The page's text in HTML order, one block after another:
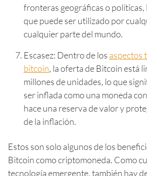
fronteras geográficas o políticas,
que puede ser utilizado por
cualquier parte del mundo.
Escasez: Dentro de los aspectos
bitcoin, la oferta de Bitcoin está
millones de unidades, lo que
ser inflada como una moneda
hace una reserva de valor y
de la inflación.
Estos son solo algunos de los
Bitcoin como criptomoneda. Como
tecnología emergente, también hay